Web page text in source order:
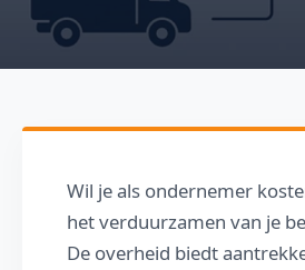
Wil je als ondernemer
het verduurzamen van je
De overheid biedt